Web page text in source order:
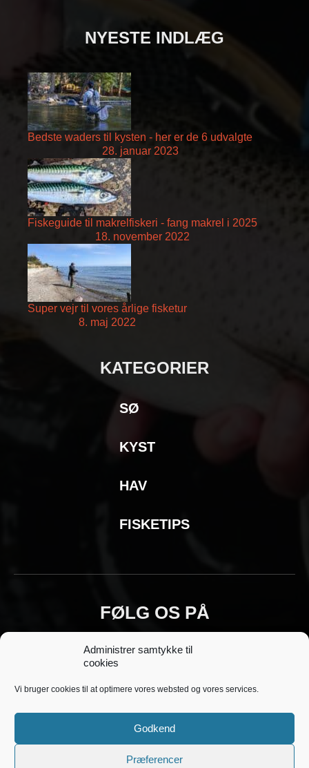
Administrer samtykke til
cookies
Vi bruger cookies til at optimere vores websted og vores services.
Godkend
Præferencer
NYESTE INDLÆG
Bedste waders til kysten - her er de 6 udvalgte
28. januar 2023
Fiskeguide til makrelfiskeri - fang makrel i 2025
18. november 2022
Super vejr til vores årlige fisketur
8. maj 2022
KATEGORIER
SØ
KYST
HAV
FISKETIPS
FØLG OS PÅ
Copyright © 2018 - 2025 Fiskeoplevelser.dk -
kontakt@fiskeoplevelser.dk -